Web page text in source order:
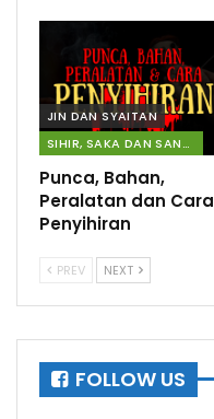
JIN DAN SYAITAN
SIHIR, SAKA DAN SANTAU
Punca, Bahan,
Peralatan dan Cara
Penyihiran
PREV NEXT
FOLLOW US